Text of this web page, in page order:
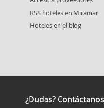
RSS hoteles en Miramar
Hoteles en el blog
¿Dudas? Contáctanos